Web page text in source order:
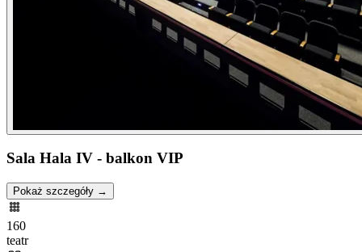
Sala Hala IV - balkon VIP
Pokaż szczegóły →
160
teatr